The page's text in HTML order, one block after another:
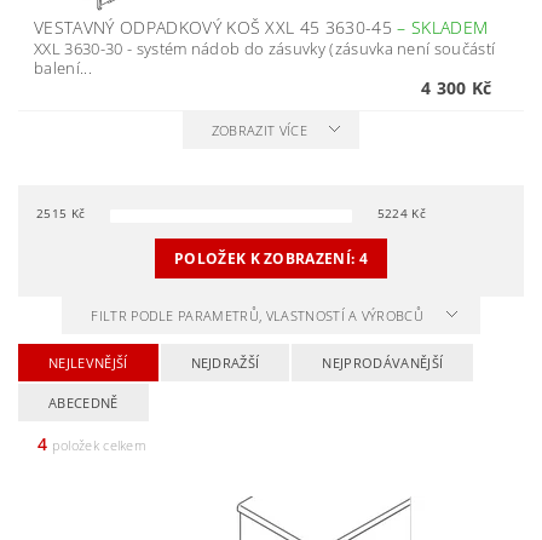
VESTAVNÝ ODPADKOVÝ KOŠ XXL 45 3630-45– SKLADEM
XXL 3630-30 - systém nádob do zásuvky (zásuvka není součástí
balení...
4 300 Kč
ZOBRAZIT VÍCE
2515 Kč 5224 Kč
POLOŽEK K ZOBRAZENÍ: 4
FILTR PODLE PARAMETRŮ, VLASTNOSTÍ A VÝROBCŮ
NEJLEVNĚJŠÍ NEJDRAŽŠÍ NEJPRODÁVANĚJŠÍ
ABECEDNĚ
4 položek celkem